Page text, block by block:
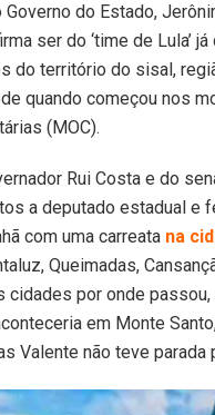
Governo do Estado,
ser do ‘time de Lula’
do território do sisal,
quando começou nos
(MOC).
Rui Costa e do
a deputado estadual e
com uma carreata na
Queimadas,
cidades por onde
em Monte
Valente não teve